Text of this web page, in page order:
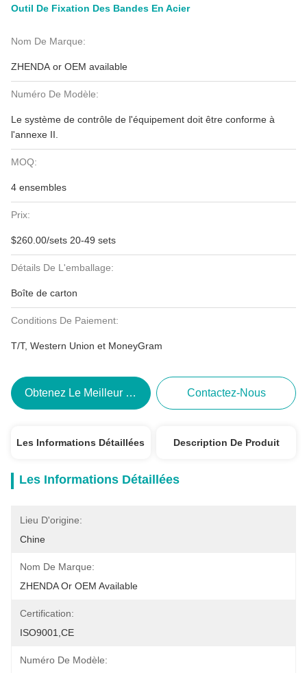
Outil De Fixation Des Bandes En Acier
Nom De Marque:
ZHENDA or OEM available
Numéro De Modèle:
Le système de contrôle de l'équipement doit être conforme à
l'annexe II.
MOQ:
4 ensembles
Prix:
$260.00/sets 20-49 sets
Détails De L'emballage:
Boîte de carton
Conditions De Paiement:
T/T, Western Union et MoneyGram
Obtenez Le Meilleur Prix Contactez-Nous
Les Informations Détaillées Description De Produit
Les Informations Détaillées
Lieu D'origine:
Chine
Nom De Marque:
ZHENDA Or OEM Available
Certification:
ISO9001,CE
Numéro De Modèle: